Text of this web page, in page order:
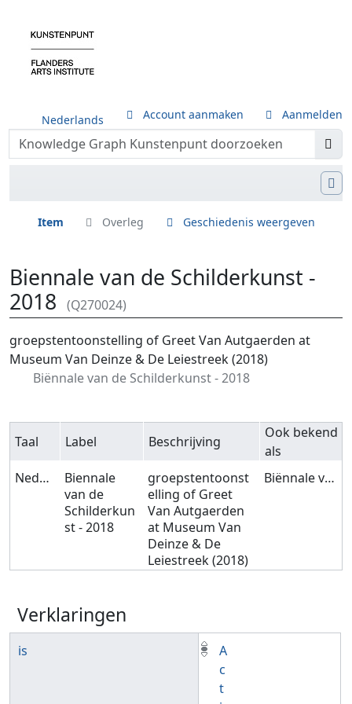
Nederlands Account aanmaken Aanmelden
Item Overleg Geschiedenis weergeven
Biennale van de Schilderkunst -
2018
(Q270024)
Ga naar:navigatie,zoeken
groepstentoonstelling of Greet Van Autgaerden at
Museum Van Deinze & De Leiestreek (2018)
Biënnale van de Schilderkunst - 2018
Taal Label Beschrijving
Ook bekend
als
Nederlands
Biennale
van de
Schilderkun
st - 2018
groepstentoonst
elling of Greet
Van Autgaerden
at Museum Van
Deinze & De
Leiestreek (2018)
Biënnale van de Schilderkunst - 2018
Verklaringen
is
A
c
t